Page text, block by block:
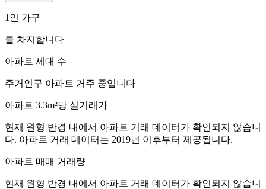
1인 가구
를 차지합니다
아파트 세대 수
주거인구 아파트 거주 중입니다
아파트 3.3m²당 실거래가
현재 원형 반경 내에서 아파트 거래 데이터가 확인되지 않습니
다. 아파트 거래 데이터는 2019년 이후부터 제공됩니다.
아파트 매매 거래량
현재 원형 반경 내에서 아파트 거래 데이터가 확인되지 않습니